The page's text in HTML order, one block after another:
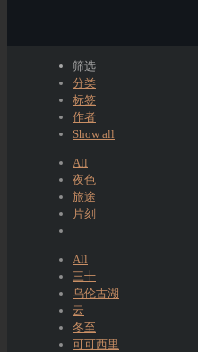
筛选
分类
标签
作者
Show all
All
夜色
旅途
片刻
All
三十
乌伦古湖
云
冬至
可可西里